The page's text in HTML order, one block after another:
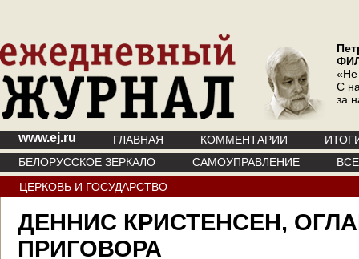
«Не
С
за
www.ej.ru ГЛАВНАЯ КОММЕНТАРИИ
БЕЛОРУССКОЕ ЗЕРКАЛО
САМОУПРАВЛЕНИЕ
ЦЕРКОВЬ И ГОСУДАРСТВО
ДЕННИС КРИСТЕНСЕН,
ПРИГОВОРА